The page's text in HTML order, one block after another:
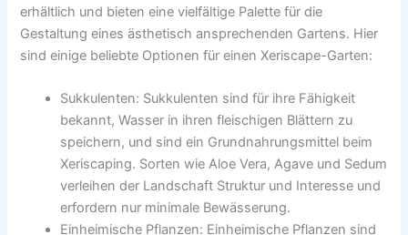
erhältlich und bieten eine vielfältige Palette für die
Gestaltung eines ästhetisch ansprechenden Gartens. Hier
sind einige beliebte Optionen für einen Xeriscape-Garten:
Sukkulenten: Sukkulenten sind für ihre Fähigkeit
bekannt, Wasser in ihren fleischigen Blättern zu
speichern, und sind ein Grundnahrungsmittel beim
Xeriscaping. Sorten wie Aloe Vera, Agave und Sedum
verleihen der Landschaft Struktur und Interesse und
erfordern nur minimale Bewässerung.
Einheimische Pflanzen: Einheimische Pflanzen sind